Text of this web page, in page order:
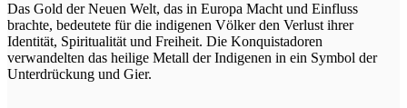
Das Gold der Neuen Welt, das in Europa Macht und Einfluss
brachte, bedeutete für die indigenen Völker den Verlust ihrer
Identität, Spiritualität und Freiheit. Die Konquistadoren
verwandelten das heilige Metall der Indigenen in ein Symbol der
Unterdrückung und Gier.